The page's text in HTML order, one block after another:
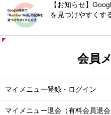
【お知らせ】
を見つけやすくす
会員
マイメニュー登録・ログイン
マイメニュー退会（有料会員退会